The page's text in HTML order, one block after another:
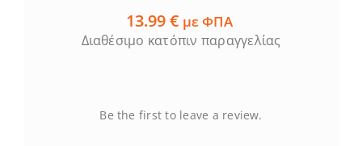
13.99€ με ΦΠΑ
Διαθέσιμο κατόπιν παραγγελίας
Be the first to leave a review.